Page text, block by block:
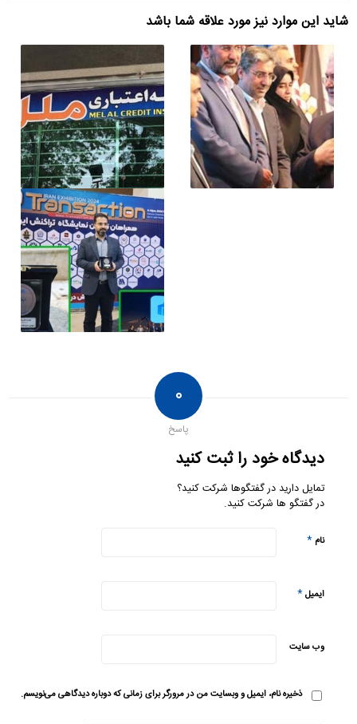
شاید این موارد نیز مورد علاقه شما باشد
۰
پاسخ
دیدگاه خود را ثبت کنید
تمایل دارید در گفتگوها شرکت کنید؟
در گفتگو ها شرکت کنید.
نام*
ایمیل*
وب‌ سایت
ذخیره نام، ایمیل و وبسایت من در مرورگر برای زمانی که دوباره دیدگاهی می‌نویسم.